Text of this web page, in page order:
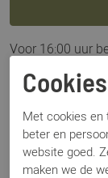
Voor 16:00 uur
Omschrijving
Greve Elba
Specificaties
Met cookies en
beter en
website goed.
maken we de